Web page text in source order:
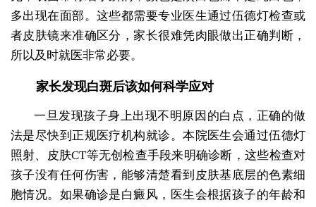
多出现在面部。这些都需要专业医生通过伍德灯检查或
者皮肤镜来准确区分，家长很难凭肉眼做出正确判断，
所以及时就医非常必要。
家长发现白斑后该如何科学应对
一旦发现孩子身上出现不明原因的白点，正确的做
法是尽快到正规医疗机构就诊。本院医生会通过伍德灯
照射、皮肤CT等无创检查手段来明确诊断，这些检查对
孩子没有任何伤害，能够清楚看到皮肤基底层的色素细
胞情况。如果确诊是白癜风，医生会根据孩子的年龄和